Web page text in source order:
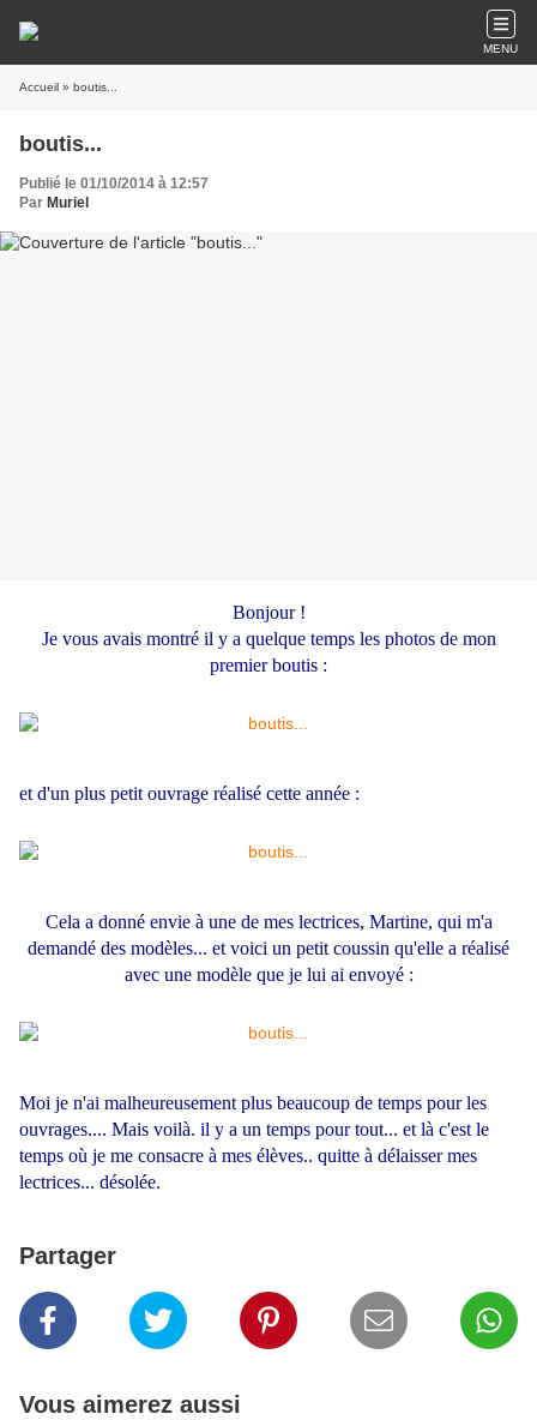
MENU
Accueil » boutis...
boutis...
Publié le 01/10/2014 à 12:57
Par Muriel
Bonjour !
Je vous avais montré il y a quelque temps les photos de mon
premier boutis :
et d'un plus petit ouvrage réalisé cette année :
Cela a donné envie à une de mes lectrices, Martine, qui m'a
demandé des modèles... et voici un petit coussin qu'elle a réalisé
avec une modèle que je lui ai envoyé :
Moi je n'ai malheureusement plus beaucoup de temps pour les
ouvrages.... Mais voilà. il y a un temps pour tout... et là c'est le
temps où je me consacre à mes élèves.. quitte à délaisser mes
lectrices... désolée.
Partager
Vous aimerez aussi